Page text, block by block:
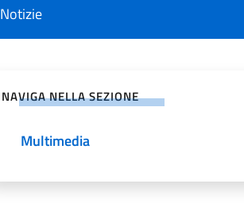
Notizie
NAVIGA NELLA SEZIONE
Multimedia